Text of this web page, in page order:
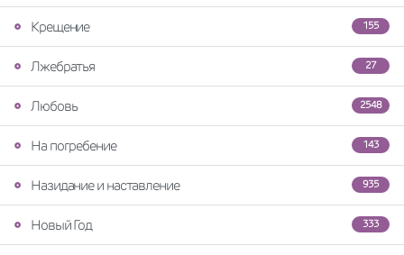
155
Крещение
27
Лжебратья
2548
Любовь
143
На погребение
935
Назидание и наставление
333
Новый Год